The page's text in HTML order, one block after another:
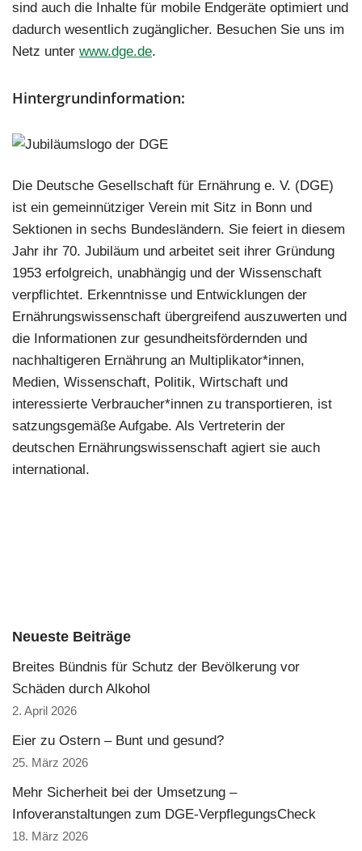
sind auch die Inhalte für mobile Endgeräte optimiert und
dadurch wesentlich zugänglicher. Besuchen Sie uns im
Netz unter www.dge.de.
Hintergrundinformation:
Die Deutsche Gesellschaft für Ernährung e. V. (DGE)
ist ein gemeinnütziger Verein mit Sitz in Bonn und
Sektionen in sechs Bundesländern. Sie feiert in diesem
Jahr ihr 70. Jubiläum und arbeitet seit ihrer Gründung
1953 erfolgreich, unabhängig und der Wissenschaft
verpflichtet. Erkenntnisse und Entwicklungen der
Ernährungswissenschaft übergreifend auszuwerten und
die Informationen zur gesundheitsfördernden und
nachhaltigeren Ernährung an Multiplikator*innen,
Medien, Wissenschaft, Politik, Wirtschaft und
interessierte Verbraucher*innen zu transportieren, ist
satzungsgemäße Aufgabe. Als Vertreterin der
deutschen Ernährungswissenschaft agiert sie auch
international.
Neueste Beiträge
Breites Bündnis für Schutz der Bevölkerung vor
Schäden durch Alkohol
2. April 2026
Eier zu Ostern – Bunt und gesund?
25. März 2026
Mehr Sicherheit bei der Umsetzung –
Infoveranstaltungen zum DGE-VerpflegungsCheck
18. März 2026